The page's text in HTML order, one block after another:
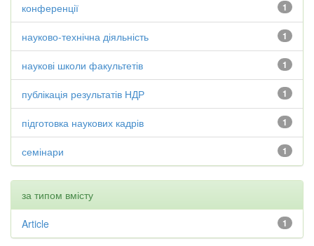
1
конференції
1
науково-технічна діяльність
1
наукові школи факультетів
1
публікація результатів НДР
1
підготовка наукових кадрів
1
семінари
за типом вмісту
1
Article